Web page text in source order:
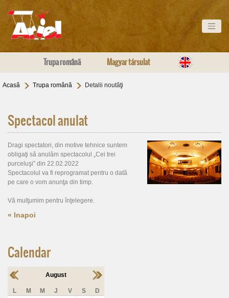
Trupa română Magyar társulat
Acasă Trupa română Detalii noutăţi
Calendar
August
L M M J V S
D
Spectacol anulat
Dragi spectatori, din motive tehnice suntem
obligaţi să anulăm spectacolul „Cei trei
purceluşi” din 22.02.2022
Spectacolul va fi reprogramat pentru o dată
pe care o vom anunţa din timp.
Vă mulţumim pentru înţelegere.
« Inapoi